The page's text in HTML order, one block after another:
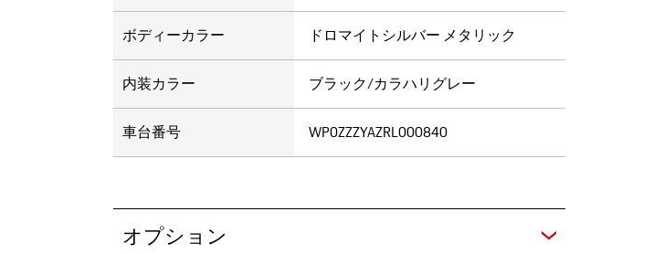
ボディーカラー ドロマイトシルバー メタリック
内装カラー ブラック/カラハリグレー
車台番号 WP0ZZZYAZRL000840
オプション